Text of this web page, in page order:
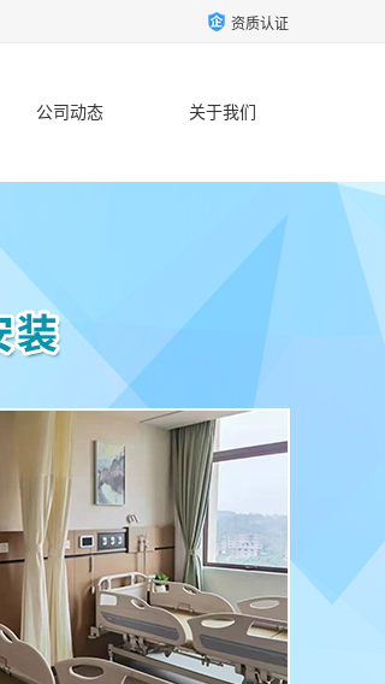
资质认证
公司动态 关于我们